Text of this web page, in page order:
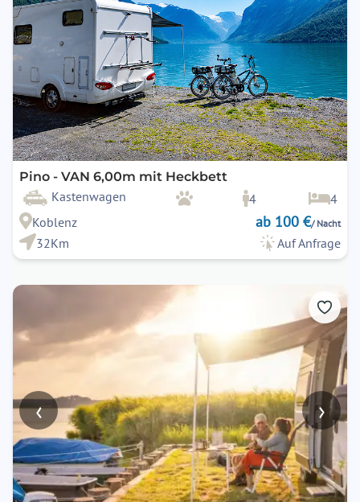
Pino - VAN 6,00m mit Heckbett
Kastenwagen 4
4
Koblenz
ab 100 €/ Nacht
32Km Auf Anfrage
‹ ›